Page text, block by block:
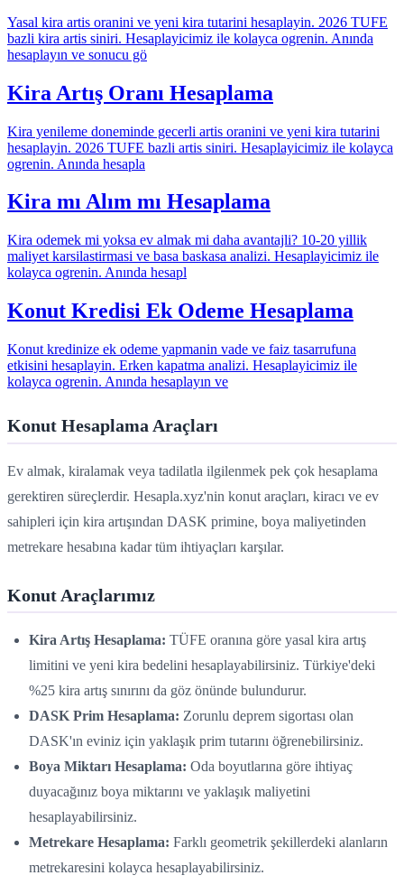
Yasal kira artis oranini ve yeni kira tutarini hesaplayin. 2026 TUFE
bazli kira artis siniri. Hesaplayicimiz ile kolayca ogrenin. Anında
hesaplayın ve sonucu gö
Kira Artış Oranı Hesaplama
Kira yenileme doneminde gecerli artis oranini ve yeni kira tutarini
hesaplayin. 2026 TUFE bazli artis siniri. Hesaplayicimiz ile kolayca
ogrenin. Anında hesapla
Kira mı Alım mı Hesaplama
Kira odemek mi yoksa ev almak mi daha avantajli? 10-20 yillik
maliyet karsilastirmasi ve basa baskasa analizi. Hesaplayicimiz ile
kolayca ogrenin. Anında hesapl
Konut Kredisi Ek Odeme Hesaplama
Konut kredinize ek odeme yapmanin vade ve faiz tasarrufuna
etkisini hesaplayin. Erken kapatma analizi. Hesaplayicimiz ile
kolayca ogrenin. Anında hesaplayın ve
Konut Hesaplama Araçları
Ev almak, kiralamak veya tadilatla ilgilenmek pek çok hesaplama
gerektiren süreçlerdir. Hesapla.xyz'nin konut araçları, kiracı ve ev
sahipleri için kira artışından DASK primine, boya maliyetinden
metrekare hesabına kadar tüm ihtiyaçları karşılar.
Konut Araçlarımız
Kira Artış Hesaplama: TÜFE oranına göre yasal kira artış
limitini ve yeni kira bedelini hesaplayabilirsiniz. Türkiye'deki
%25 kira artış sınırını da göz önünde bulundurur.
DASK Prim Hesaplama: Zorunlu deprem sigortası olan
DASK'ın eviniz için yaklaşık prim tutarını öğrenebilirsiniz.
Boya Miktarı Hesaplama: Oda boyutlarına göre ihtiyaç
duyacağınız boya miktarını ve yaklaşık maliyetini
hesaplayabilirsiniz.
Metrekare Hesaplama: Farklı geometrik şekillerdeki alanların
metrekaresini kolayca hesaplayabilirsiniz.